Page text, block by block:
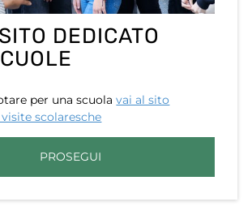
DEDICATO
per una scuolavai al sito
scolaresche
PROSEGUI